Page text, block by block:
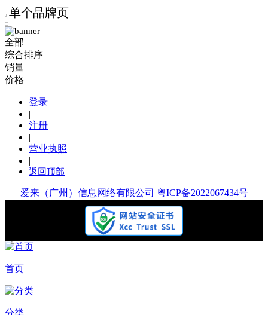
单个品牌页
全部
综合排序
销量
价格
登录
|
注册
|
营业执照
|
返回顶部
爱来（广州）信息网络有限公司 粤ICP备2022067434号
首页
分类